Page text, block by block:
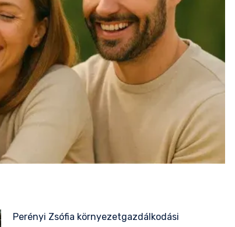
Perényi Zsófia környezetgazdálkodási